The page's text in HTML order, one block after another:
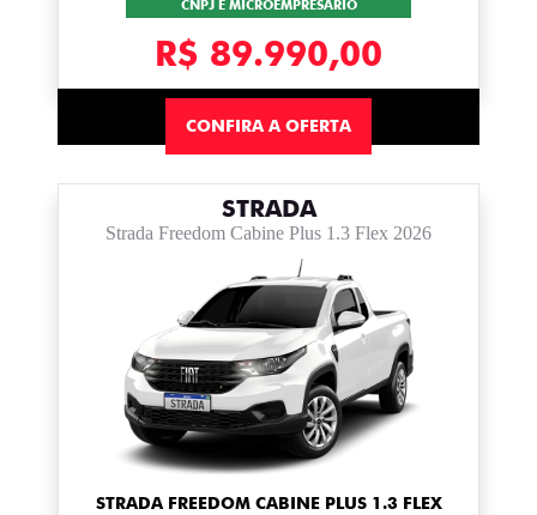
CNPJ E MICROEMPRESÁRIO
R$ 89.990,00
CONFIRA A OFERTA
STRADA
Strada Freedom Cabine Plus 1.3 Flex 2026
STRADA FREEDOM CABINE PLUS 1.3 FLEX